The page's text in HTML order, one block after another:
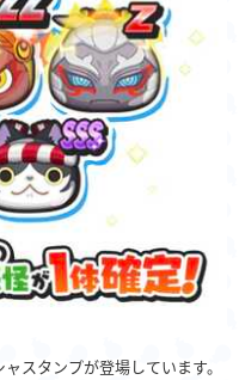
スタンプが登場しています。